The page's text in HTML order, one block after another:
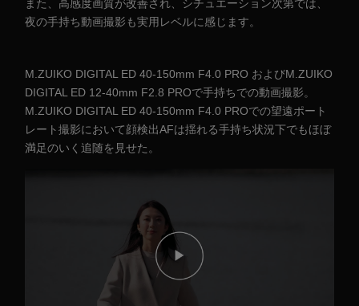
また、高感度画質が改善され、シチュエーション次第では、
夜の手持ち動画撮影も実用レベルに感じます。
M.ZUIKO DIGITAL ED 40-150mm F4.0 PRO およびM.ZUIKO
DIGITAL ED 12-40mm F2.8 PROで手持ちでの動画撮影。
M.ZUIKO DIGITAL ED 40-150mm F4.0 PROでの望遠ポート
レート撮影において顔検出AFは揺れる手持ち状況下でもほぼ
満足のいく追随を見せた。